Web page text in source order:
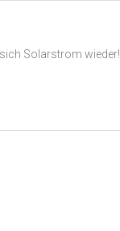
Solarstrom wieder!